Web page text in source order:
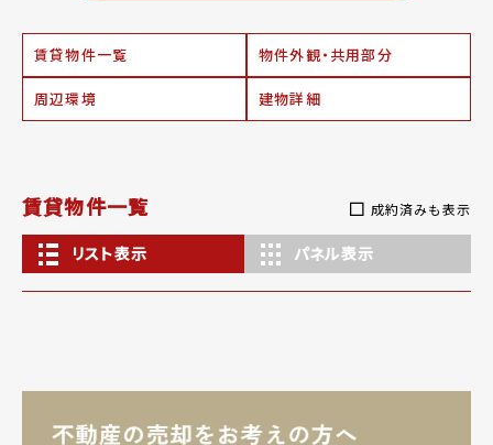
賃貸物件一覧 物件外観・共用部分
周辺環境 建物詳細
賃貸物件一覧 成約済みも表示
リスト表示 パネル表示